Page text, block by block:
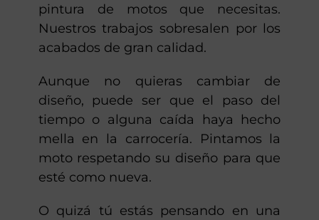
pintura de motos que necesitas.
Nuestros trabajos sobresalen por los
acabados de gran calidad.
Aunque no quieras cambiar de
diseño, puede ser que el paso del
tiempo o alguna caída haya hecho
mella en la carrocería. Pintamos la
moto respetando su diseño para que
esté como nueva.
O quizá tú estás pensando en una